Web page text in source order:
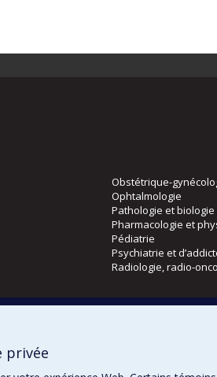
Obstétrique-
Ophtalmologie
Pathologie et
Pharmacologie et
Pédiatrie
Psychiatrie et
Radiologie, radio-
privée